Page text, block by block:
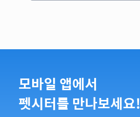
모바일 앱에서
펫시터를 만나보세요!